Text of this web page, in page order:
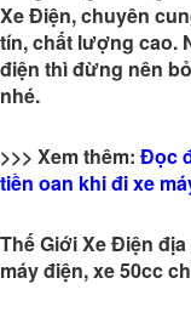
Xe Điện, chuyên
tín, chất lượng cao.
điện thì đừng nên
nhé.
>>> Xem thêm: Đọc
tiền oan khi đi xe
Thế Giới Xe Điện địa
máy điện, xe 50cc